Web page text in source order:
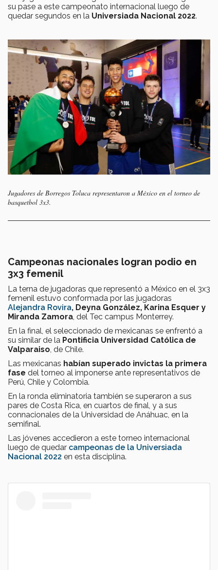
su pase a este campeonato internacional luego de
quedar segundos en la Universiada Nacional 2022.
Jugadores de Borregos Toluca representaron a México en el torneo de
basquetbol 3x3.
Campeonas nacionales logran podio en
3x3 femenil
La terna de jugadoras que representó a México en el 3x3
femenil estuvo conformada por las jugadoras
Alejandra Rovira, Deyna González, Karina Esquer y
Miranda Zamora, del Tec campus Monterrey.
En la final, el seleccionado de mexicanas se enfrentó a
su similar de la Pontificia Universidad Católica de
Valparaiso, de Chile.
Las mexicanas habían superado invictas la primera
fase del torneo al imponerse ante representativos de
Perú, Chile y Colombia.
En la ronda eliminatoria también se superaron a sus
pares de Costa Rica, en cuartos de final, y a sus
connacionales de la Universidad de Anáhuac, en la
semifinal.
Las jóvenes accedieron a este torneo internacional
luego de quedar campeonas de la Universiada
Nacional 2022 en esta disciplina.